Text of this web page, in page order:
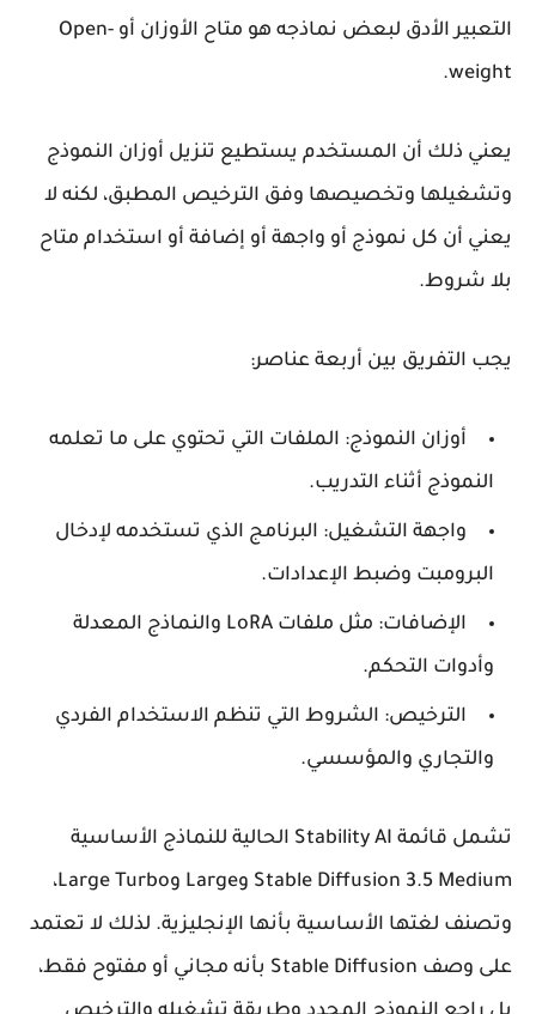
التعبير الأدق لبعض نماذجه هو متاح الأوزان أو Open-
weight
.
يعني ذلك أن المستخدم يستطيع تنزيل أوزان النموذج
وتشغيلها وتخصيصها وفق الترخيص المطبق، لكنه لا
يعني أن كل نموذج أو واجهة أو إضافة أو استخدام متاح
بلا شروط.
يجب التفريق بين أربعة عناصر:
أوزان النموذج: الملفات التي تحتوي على ما تعلمه
النموذج أثناء التدريب.
واجهة التشغيل: البرنامج الذي تستخدمه لإدخال
البرومبت وضبط الإعدادات.
الإضافات:
مثل ملفات LoRA والنماذج المعدلة
وأدوات التحكم.
الترخيص: الشروط التي تنظم الاستخدام الفردي
والتجاري والمؤسسي.
تشمل قائمة Stability AI الحالية للنماذج الأساسية
Stable Diffusion 3.5 Medium وLarge وLarge Turbo،
وتصنف لغتها الأساسية بأنها الإنجليزية. لذلك لا تعتمد
على وصف Stable Diffusion بأنه مجاني أو مفتوح فقط،